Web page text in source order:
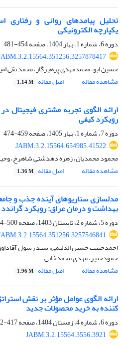
تحلیل پیامدهای روانی و رفتاری
یکپارچه الکترونیکی
دوره 6، شماره 1، بهار 1404، صفحه
454-481
حسین ابو، محمدمهدی پرهیزگار، محمد تقی
مشاهده مقاله
اصل مقاله 1.14 M
ارائه الگوی تجربه مشتری فیجیتال
رویکرد کیفی
دوره 7، شماره 1، بهار 1405، صفحه
459-474
JABM.3.2.15564.654985.41522
محمود محمدیان، زهره دهدشتی شاهرخ،
مشاهده مقاله
اصل مقاله 1.36 M
مدلسازی سناریوهای آینده جذب و
بهداشت و درمان عراق: رویکرد
دوره 5، شماره 2، تابستان 1403، صفحه
500-534
احمدحبیب حسین الدلیمی، سید رسول
حمودجثیر، مهدی محمدخانی
مشاهده مقاله
اصل مقاله 1.96 M
ارائه الگوی عوامل مؤثر بر نقش
کننده به خرید محصولات جدید
دوره 6، شماره 4، زمستان 1404، صفحه
417-432
JABM.3.2.15564.3556.3921